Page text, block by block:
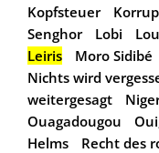
Kopfsteuer
Senghor
Lobi
Leiris
Moro Sidibé
Nichts wird
weitergesagt
Ouagadougou
Helms
Recht des